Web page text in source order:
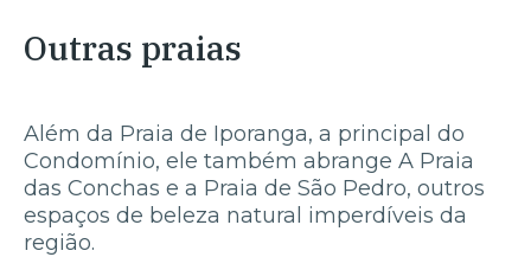
Outras praias
Além da Praia de Iporanga, a principal do
Condomínio, ele também abrange A Praia
das Conchas e a Praia de São Pedro, outros
espaços de beleza natural imperdíveis da
região.